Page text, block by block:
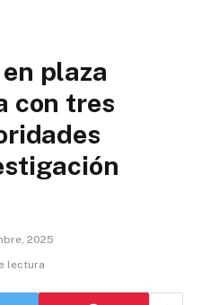
plaza
con tres
2025
lectura